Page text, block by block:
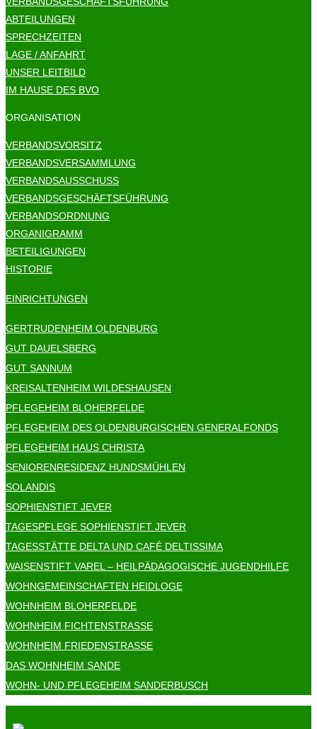
ABTEILUNGEN
SPRECHZEITEN
LAGE / ANFAHRT
UNSER LEITBILD
IM HAUSE DES BVO
ORGANISATION
VERBANDSVORSITZ
VERBANDSVERSAMMLUNG
VERBANDSAUSSCHUSS
VERBANDSGESCHÄFTSFÜHRUNG
VERBANDSORDNUNG
ORGANIGRAMM
BETEILIGUNGEN
HISTORIE
EINRICHTUNGEN
GERTRUDENHEIM OLDENBURG
GUT DAUELSBERG
GUT SANNUM
KREISALTENHEIM WILDESHAUSEN
PFLEGEHEIM BLOHERFELDE
PFLEGEHEIM DES OLDENBURGISCHEN GENERALFONDS
PFLEGEHEIM HAUS CHRISTA
SENIORENRESIDENZ HUNDSMÜHLEN
SOLANDIS
SOPHIENSTIFT JEVER
TAGESPFLEGE SOPHIENSTIFT JEVER
TAGESSTÄTTE DELTA UND CAFÉ DELTISSIMA
WAISENSTIFT VAREL – HEILPÄDAGOGISCHE JUGENDHILFE
WOHNGEMEINSCHAFTEN HEIDLOGE
WOHNHEIM BLOHERFELDE
WOHNHEIM FICHTENSTRASSE
WOHNHEIM FRIEDENSTRASSE
DAS WOHNHEIM SANDE
WOHN- UND PFLEGEHEIM SANDERBUSCH